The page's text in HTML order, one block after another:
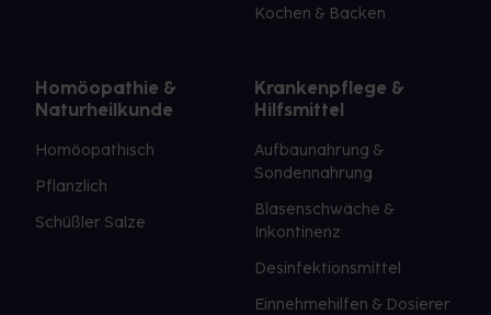
Kochen & Backen
Homöopathie &
Naturheilkunde
Homöopathisch
Pflanzlich
Schüßler Salze
Krankenpflege &
Hilfsmittel
Aufbaunahrung &
Sondennahrung
Blasenschwäche &
Inkontinenz
Desinfektionsmittel
Einnehmehilfen & Dosierer